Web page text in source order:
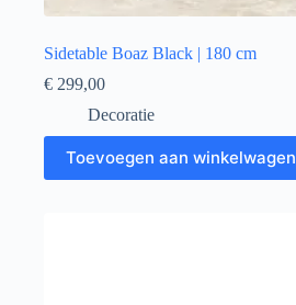
Sidetable Boaz Black | 180 cm
€ 299,00
Decoratie
Toevoegen aan winkelwagen